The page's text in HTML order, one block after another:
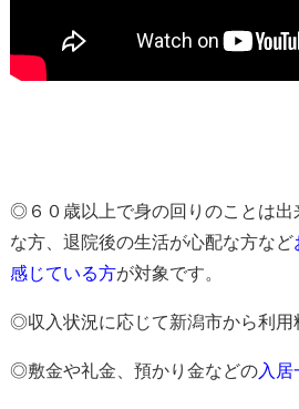
◎６０歳以上で身の回りのことは出
な方、退院後の生活が心配な方など
感じている方が対象です。
◎収入状況に応じて新潟市から利用
◎敷金や礼金、預かり金などの入居